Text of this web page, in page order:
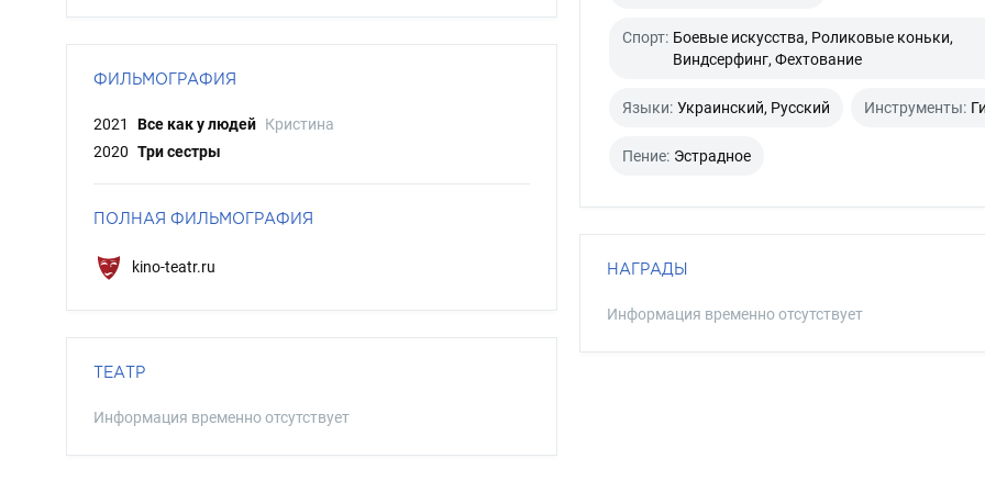
ФИЛЬМОГРАФИЯ
2021 Все как у людей Кристина
2020 Три сестры
ПОЛНАЯ ФИЛЬМОГРАФИЯ
kino-teatr.ru
ТЕАТР
Информация временно отсутствует
Спорт: Боевые искусства, Роликовые коньки,
Виндсерфинг, Фехтование
Языки: Украинский, Русский Инструменты:
Пение: Эстрадное
НАГРАДЫ
Информация временно отсутствует